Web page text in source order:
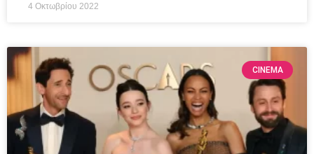
4 Οκτωβρίου 2022
CINEMA